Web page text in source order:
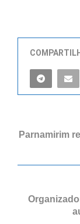
Parnamirim